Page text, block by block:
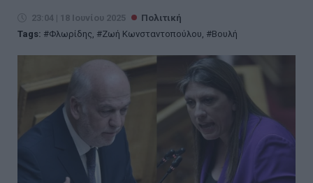
23:04 | 18 Ιουνίου 2025
Πολιτική
Tags:
Φλωρίδης, Ζωή Κωνσταντοπούλου, Βουλή